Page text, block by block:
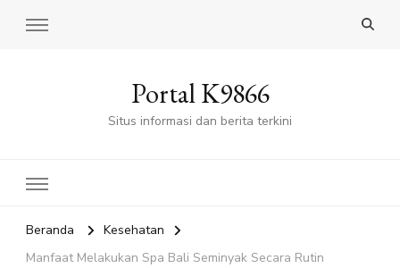
Portal K9866
Situs informasi dan berita terkini
Beranda
Kesehatan
Manfaat Melakukan Spa Bali Seminyak Secara Rutin